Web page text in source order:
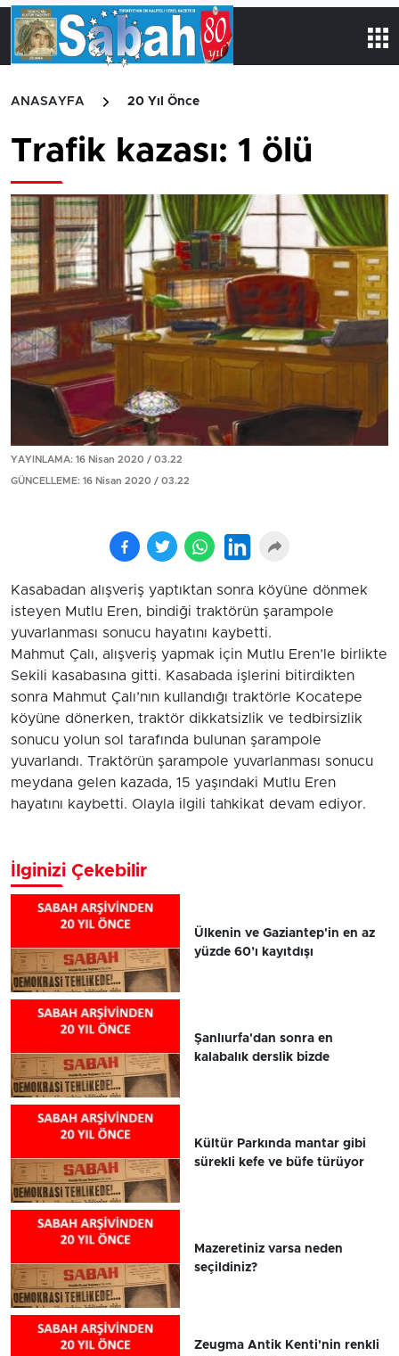
ANASAYFA 20 Yıl Önce
Trafik kazası: 1 ölü
YAYINLAMA: 16 Nisan 2020 / 03.22
GÜNCELLEME: 16 Nisan 2020 / 03.22
Kasabadan alışveriş yaptıktan sonra köyüne dönmek
isteyen Mutlu Eren, bindiği traktörün şarampole
yuvarlanması sonucu hayatını kaybetti.
Mahmut Çalı, alışveriş yapmak için Mutlu Eren’le birlikte
Sekili kasabasına gitti. Kasabada işlerini bitirdikten
sonra Mahmut Çalı’nın kullandığı traktörle Kocatepe
köyüne dönerken, traktör dikkatsizlik ve tedbirsizlik
sonucu yolun sol tarafında bulunan şarampole
yuvarlandı. Traktörün şarampole yuvarlanması sonucu
meydana gelen kazada, 15 yaşındaki Mutlu Eren
hayatını kaybetti. Olayla ilgili tahkikat devam ediyor.
İlginizi Çekebilir
Ülkenin ve Gaziantep'in en az
yüzde 60’ı kayıtdışı
Şanlıurfa'dan sonra en
kalabalık derslik bizde
Kültür Parkında mantar gibi
sürekli kefe ve büfe türüyor
Mazeretiniz varsa neden
seçildiniz?
Zeugma Antik Kenti'nin renkli